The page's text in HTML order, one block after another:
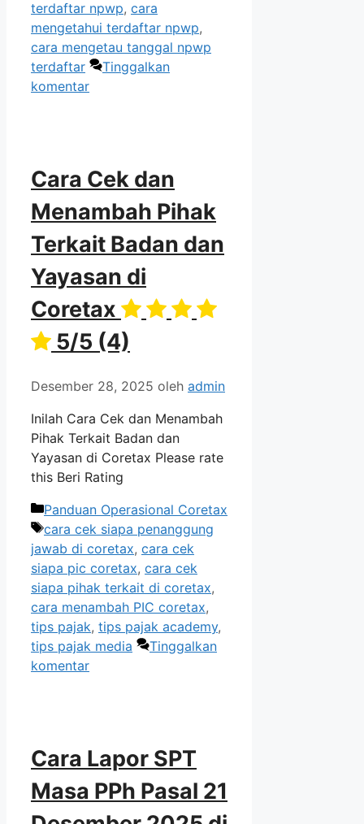
terdaftar npwp, cara
mengetahui terdaftar npwp,
cara mengetau tanggal npwp
terdaftar
Tinggalkan
komentar
Cara Cek dan
Menambah Pihak
Terkait Badan dan
Yayasan di
Coretax
5/5 (4)
Desember 28, 2025 oleh admin
Inilah Cara Cek dan Menambah
Pihak Terkait Badan dan
Yayasan di Coretax Please rate
this Beri Rating
Kategori
Panduan Operasional Coretax
Tag
cara cek siapa penanggung
jawab di coretax, cara cek
siapa pic coretax, cara cek
siapa pihak terkait di coretax,
cara menambah PIC coretax,
tips pajak, tips pajak academy,
tips pajak media
Tinggalkan
komentar
Cara Lapor SPT
Masa PPh Pasal 21